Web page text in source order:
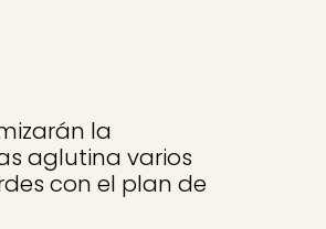
la
aglutina varios
con el plan de